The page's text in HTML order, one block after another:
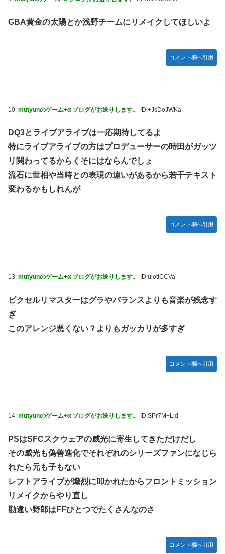
GBA黄金の太陽とか浅野チームにリメイクしてほしいよ
コメント欄へ引用
10: mutyunのゲーム+α ブログがお送りします。 ID:+JsDoJWKa
DQ3とライブアライブは一応期待してるよ
特にライブアライブの方はプロデューサーの時田がガッツ
リ関わってるからくそにはならんでしょ
流石に世相や当時との表現の違いがあるから若干テキスト
変わるかもしれんが
コメント欄へ引用
13: mutyunのゲーム+α ブログがお送りします。 ID:ulotiCCVa
ピクセルリマスターはグラやバランスよりも音楽が残念す
ぎ
このアレンジ悪くない？よりもガッカリが多すぎ
コメント欄へ引用
14: mutyunのゲーム+α ブログがお送りします。 ID:SPr7M+Lld
PSはSFCスクウェアの威光に寄生してきただけだし
その威光も偽善進化でそれぞれのシリーズファンになじら
れたら元も子もない
レフトアライブが熾烈に叩かれたからフロントミッション
リメイクからやり直し
勘違い野郎はFFひとつでたくさんなのさ
コメント欄へ引用